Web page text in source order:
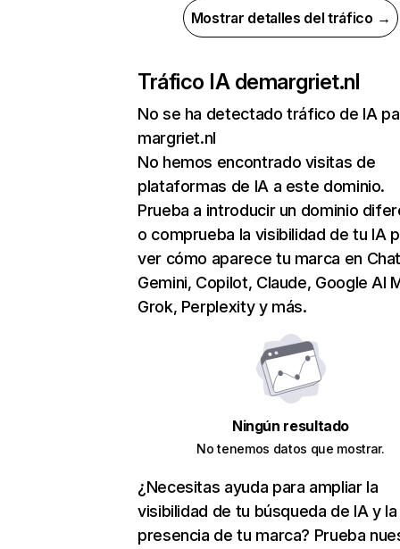
Mostrar detalles del tráfico →
Tráfico IA demargriet.nl
No se ha detectado tráfico de IA
margriet.nl
No hemos encontrado visitas de
plataformas de IA a este dominio.
Prueba a introducir un dominio
o comprueba la visibilidad de tu IA
ver cómo aparece tu marca en
Gemini, Copilot, Claude, Google AI
Grok, Perplexity y más.
Ningún resultado
No tenemos datos que mostrar.
¿Necesitas ayuda para ampliar la
visibilidad de tu búsqueda de IA y la
presencia de tu marca? Prueba